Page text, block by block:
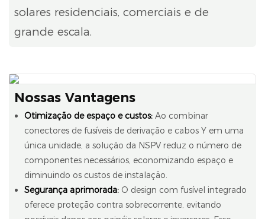
solares residenciais, comerciais e de
grande escala.
Nossas Vantagens
Otimização de espaço e custos:Ao combinar
conectores de fusíveis de derivação e cabos Y em uma
única unidade, a solução da NSPV reduz o número de
componentes necessários, economizando espaço e
diminuindo os custos de instalação.
Segurança aprimorada:O design com fusível integrado
oferece proteção contra sobrecorrente, evitando